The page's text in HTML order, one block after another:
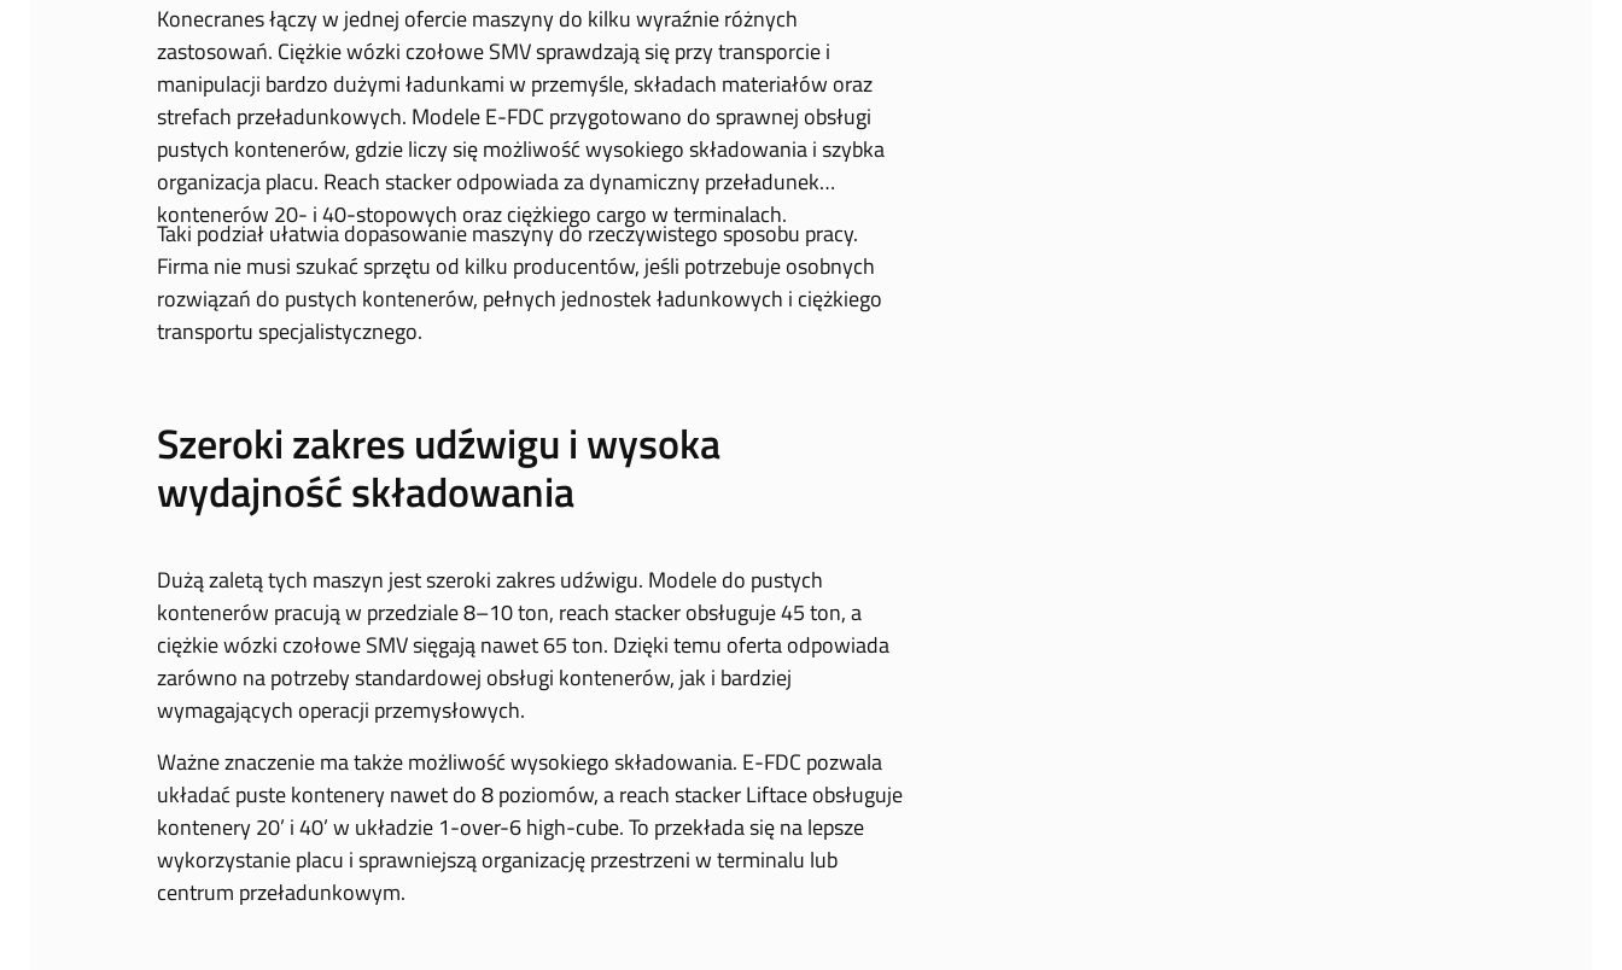
Konecranes łączy w jednej ofercie maszyny do kilku wyraźnie różnych
zastosowań. Ciężkie wózki czołowe SMV sprawdzają się przy transporcie i
manipulacji bardzo dużymi ładunkami w przemyśle, składach materiałów oraz
strefach przeładunkowych. Modele E-FDC przygotowano do sprawnej obsługi
pustych kontenerów, gdzie liczy się możliwość wysokiego składowania i szybka
organizacja placu. Reach stacker odpowiada za dynamiczny przeładunek
kontenerów 20- i 40-stopowych oraz ciężkiego cargo w terminalach.
Taki podział ułatwia dopasowanie maszyny do rzeczywistego sposobu pracy.
Firma nie musi szukać sprzętu od kilku producentów, jeśli potrzebuje osobnych
rozwiązań do pustych kontenerów, pełnych jednostek ładunkowych i ciężkiego
transportu specjalistycznego.
Szeroki zakres udźwigu i wysoka
wydajność składowania
Dużą zaletą tych maszyn jest szeroki zakres udźwigu. Modele do pustych
kontenerów pracują w przedziale 8–10 ton, reach stacker obsługuje 45 ton, a
ciężkie wózki czołowe SMV sięgają nawet 65 ton. Dzięki temu oferta odpowiada
zarówno na potrzeby standardowej obsługi kontenerów, jak i bardziej
wymagających operacji przemysłowych.
Ważne znaczenie ma także możliwość wysokiego składowania. E-FDC pozwala
układać puste kontenery nawet do 8 poziomów, a reach stacker Liftace obsługuje
kontenery 20’ i 40’ w układzie 1-over-6 high-cube. To przekłada się na lepsze
wykorzystanie placu i sprawniejszą organizację przestrzeni w terminalu lub
centrum przeładunkowym.